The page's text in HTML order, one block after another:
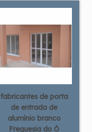
fabricantes de porta
de entrada de
alumínio branco
Freguesia do Ó